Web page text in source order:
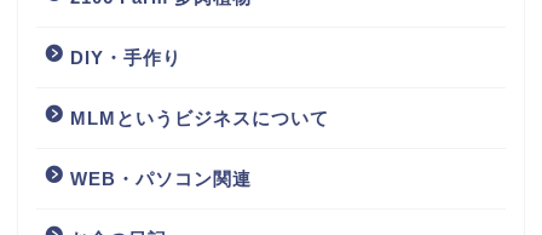
DIY・手作り
MLMというビジネスについて
WEB・パソコン関連